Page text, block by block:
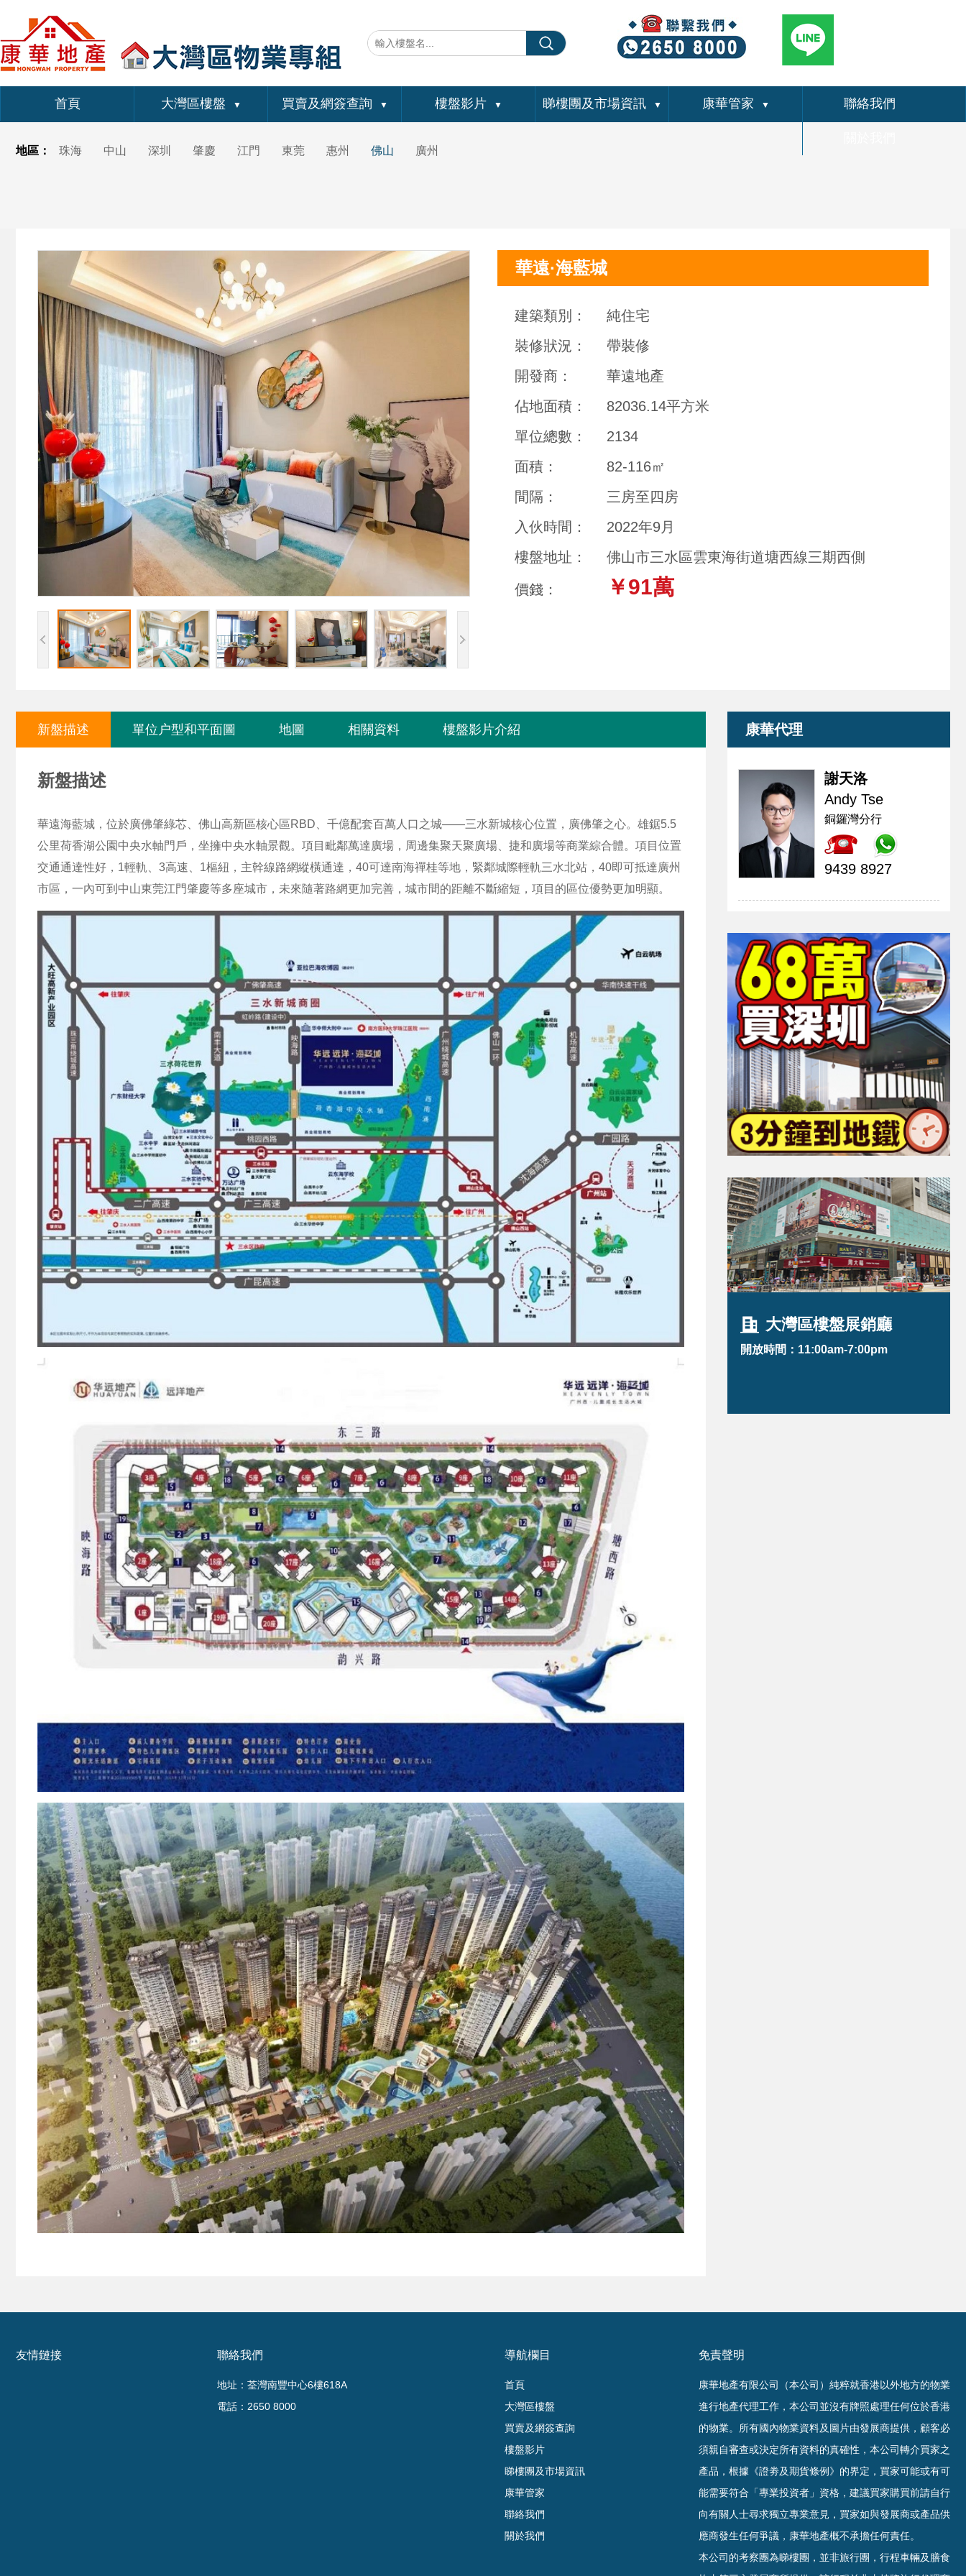
首頁 大灣區樓盤 ▼ 買賣及網簽查詢 ▼ 樓盤影片 ▼ 睇樓團及市場資訊 ▼ 康華管家 ▼ 聯絡我們
地區： 珠海 中山 深圳 肇慶 江門 東莞 惠州 佛山 廣州
華遠·海藍城
建築類別：
純住宅
裝修狀況：
帶裝修
開發商：
華遠地產
佔地面積：
82036.14平方米
單位總數：
2134
面積：
82-116㎡
間隔：
三房至四房
入伙時間：
2022年9月
樓盤地址：
佛山市三水區雲東海街道塘西線三期西側
價錢： ￥91萬
新盤描述 單位户型和平面圖 地圖 相關資料 樓盤影片介紹
新盤描述
華遠海藍城，位於廣佛肇綠芯、佛山高新區核心區RBD、千億配套百萬人口之城——三水新城核心位置，廣佛肇之心。雄鋸5.5
公里荷香湖公園中央水軸門戶，坐擁中央水軸景觀。項目毗鄰萬達廣場，周邊集聚天聚廣場、捷和廣場等商業綜合體。項目位置
交通通達性好，1輕軌、3高速、1樞紐，主幹線路網縱橫通達，40可達南海禪桂等地，緊鄰城際輕軌三水北站，40即可抵達廣州
市區，一內可到中山東莞江門肇慶等多座城市，未來隨著路網更加完善，城市間的距離不斷縮短，項目的區位優勢更加明顯。
康華代理
謝天洛
Andy Tse
銅鑼灣分行
9439 8927
大灣區樓盤展銷廳
開放時間：11:00am-7:00pm
友情鏈接 聯絡我們
地址：荃灣南豐中心6樓618A
電話：2650 8000
導航欄目
首頁
大灣區樓盤
買賣及網簽查詢
樓盤影片
睇樓團及市場資訊
康華管家
聯絡我們
關於我們
免責聲明
康華地產有限公司（本公司）純粹就香港以外地方的物業
進行地產代理工作，本公司並沒有牌照處理任何位於香港
的物業。 所有國內物業資料及圖片由發展商提供，顧客必
須親自審查或決定所有資料的真確性 ， 本公司轉介買家之
產品，根據《證劵及期貨條例》的界定，買家可能或有可
能需要符合「專業投資者」資格，建議買家購買前請自行
向有關人士尋求獨立專業意見，買家如與發展商或產品供
應商發生任何爭議，康華地產概不承擔任何責任。
本公司的考察團為睇樓團，並非旅行團，行程車輛及膳食